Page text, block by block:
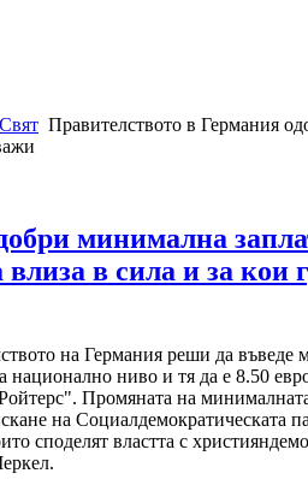
Свят Правителството в Германия
минимална
в сила и за кои
на Германия реши да въведе
национално ниво и тя да е 8.50
Промяната на минималната
на Социалдемократическата
споделят властта с